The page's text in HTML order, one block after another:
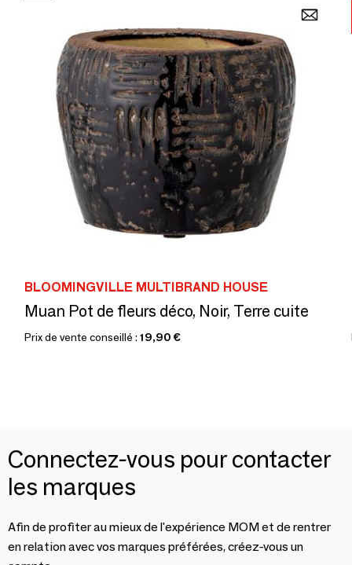
BLOOMINGVILLE MULTIBRAND HOUSE
Muan Pot de fleurs déco, Noir, Terre cuite
Prix de vente conseillé : 19,90 €
Connectez-vous pour contacter
les marques
Afin de profiter au mieux de l'expérience MOM et de rentrer
en relation avec vos marques préférées, créez-vous un